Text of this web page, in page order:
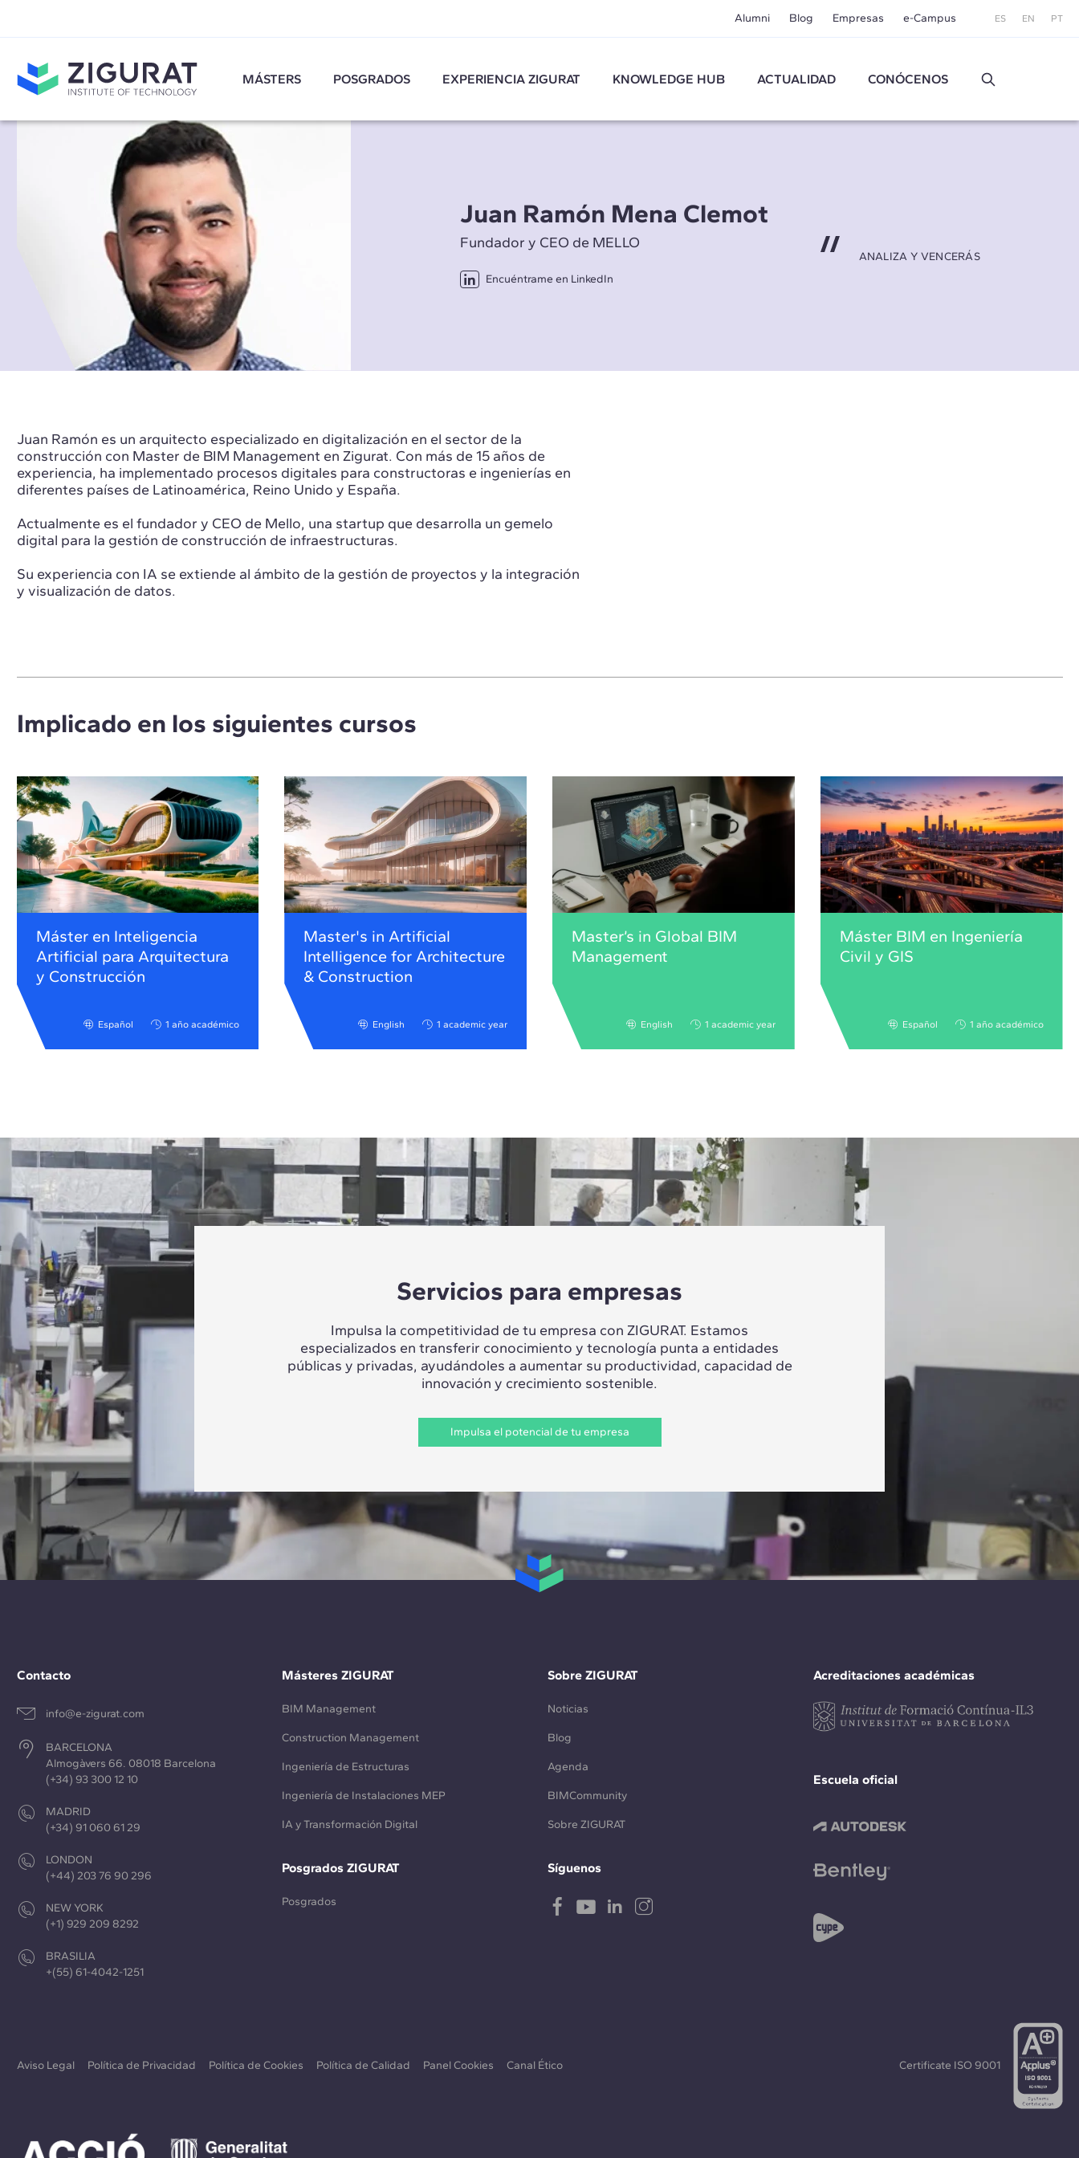
Alumni Blog Empresas e-Campus ES EN PT
MÁSTERS POSGRADOS EXPERIENCIA ZIGURAT KNOWLEDGE HUB ACTUALIDAD CONÓCENOS
Juan Ramón Mena Clemot
Fundador y CEO de MELLO
Encuéntrame en LinkedIn
ANALIZA Y VENCERÁS
Juan Ramón es un arquitecto especializado en digitalización en el sector de la
construcción con Master de BIM Management en Zigurat. Con más de 15 años de
experiencia, ha implementado procesos digitales para constructoras e ingenierías en
diferentes países de Latinoamérica, Reino Unido y España.
Actualmente es el fundador y CEO de Mello, una startup que desarrolla un gemelo
digital para la gestión de construcción de infraestructuras.
Su experiencia con IA se extiende al ámbito de la gestión de proyectos y la integración
y visualización de datos.
Implicado en los siguientes cursos
Máster en Inteligencia
Artificial para Arquitectura
y Construcción
Español 1 año académico
Master's in Artificial
Intelligence for Architecture
& Construction
English 1 academic year
Master’s in Global BIM
Management
English 1 academic year
Máster BIM en Ingeniería
Civil y GIS
Español 1 año académico
Servicios para empresas
Impulsa la competitividad de tu empresa con ZIGURAT. Estamos
especializados en transferir conocimiento y tecnología punta a entidades
públicas y privadas, ayudándoles a aumentar su productividad, capacidad de
innovación y crecimiento sostenible.
Impulsa el potencial de tu empresa
Contacto
info@e-zigurat.com
BARCELONA
Almogàvers 66. 08018 Barcelona
(+34) 93 300 12 10
MADRID
(+34) 91 060 61 29
LONDON
(+44) 203 76 90 296
NEW YORK
(+1) 929 209 8292
BRASILIA
+(55) 61-4042-1251
Acreditaciones académicas
Escuela oficial
Másteres ZIGURAT
BIM Management
Construction Management
Ingeniería de Estructuras
Ingeniería de Instalaciones MEP
IA y Transformación Digital
Posgrados ZIGURAT
Posgrados
Sobre ZIGURAT
Noticias
Blog
Agenda
BIMCommunity
Sobre ZIGURAT
Síguenos
Aviso Legal Política de Privacidad Política de Cookies Política de Calidad Panel Cookies Canal Ético Certificate ISO 9001